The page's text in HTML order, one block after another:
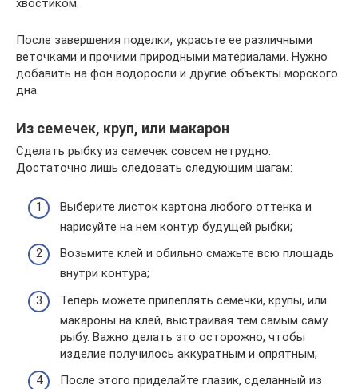
хвостиком.
После завершения поделки, украсьте ее различными
веточками и прочими природными материалами. Нужно
добавить на фон водоросли и другие объекты морского
дна.
Из семечек, круп, или макарон
Сделать рыбку из семечек совсем нетрудно.
Достаточно лишь следовать следующим шагам:
Выберите листок картона любого оттенка и
нарисуйте на нем контур будущей рыбки;
Возьмите клей и обильно смажьте всю площадь
внутри контура;
Теперь можете прилеплять семечки, крупы, или
макароны на клей, выстраивая тем самым саму
рыбу. Важно делать это осторожно, чтобы
изделие получилось аккуратным и опрятным;
После этого приделайте глазик, сделанный из